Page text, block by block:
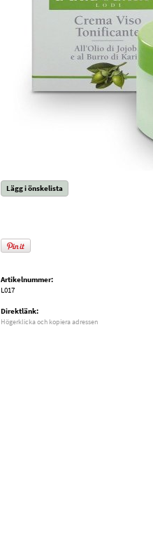
Lägg i önskelista
Artikelnummer:
L017
Direktlänk:
Högerklicka och kopiera adressen